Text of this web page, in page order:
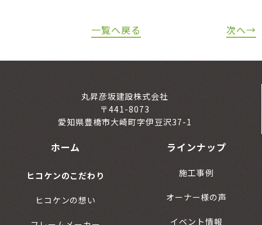
一覧へ戻る 次へ→
丸昇彦坂建設株式会社
〒441-8073
愛知県豊橋市大崎町字伊豆沢37-1
ホーム
ヒコケンのこだわり
ヒコケンの想い
ラインナップ
施工事例
オーナー様の声
イベント情報